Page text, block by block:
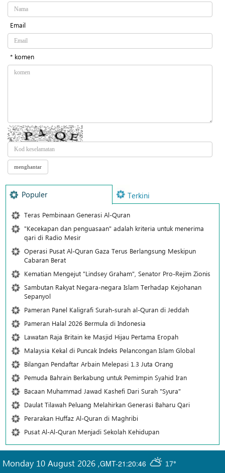
Email
* komen
Populer Terkini
Teras Pembinaan Generasi Al-Quran
"Kecekapan dan penguasaan" adalah kriteria untuk menerima
qari di Radio Mesir
Operasi Pusat Al-Quran Gaza Terus Berlangsung Meskipun
Cabaran Berat
Kematian Mengejut "Lindsey Graham", Senator Pro-Rejim Zionis
Sambutan Rakyat Negara-negara Islam Terhadap Kejohanan
Sepanyol
Pameran Panel Kaligrafi Surah-surah al-Quran di Jeddah
Pameran Halal 2026 Bermula di Indonesia
Lawatan Raja Britain ke Masjid Hijau Pertama Eropah
Malaysia Kekal di Puncak Indeks Pelancongan Islam Global
Bilangan Pendaftar Arbain Melepasi 1.3 Juta Orang
Pemuda Bahrain Berkabung untuk Pemimpin Syahid Iran
Bacaan Muhammad Jawad Kashefi Dari Surah "Syura"
Daulat Tilawah Peluang Melahirkan Generasi Baharu Qari
Perarakan Huffaz Al-Quran di Maghribi
Pusat Al-Al-Quran Menjadi Sekolah Kehidupan
GMT-21:20:46 17°
Monday 10 August 2026 ,